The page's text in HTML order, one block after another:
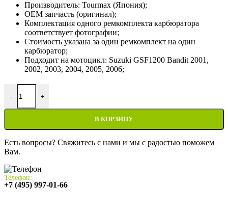
Производитель: Tourmax (Япония);
OEM запчасть (оригинал);
Комплектация одного ремкомплекта карбюратора
соответствует фотографии;
Стоимость указана за один ремкомплект на один
карбюратор;
Подходит на мотоцикл: Suzuki GSF1200 Bandit 2001,
2002, 2003, 2004, 2005, 2006;
-
Количество товара Ремкомплект карбюратора для мотоцикла
+
В КОРЗИНУ
Есть вопросы? Свяжитесь с нами и мы с радостью поможем
Вам.
Телефон:
+7 (495) 997-01-66